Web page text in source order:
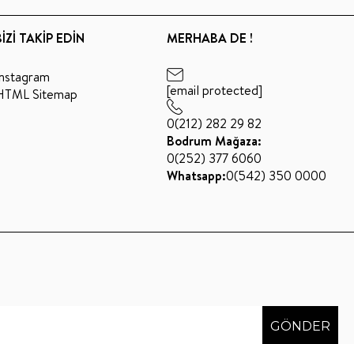
TAKİP EDİN
Sitemap
MERHABA DE !
[email protected]
0(212) 282 29 82
Bodrum Mağaza:
0(252) 377 6060
Whatsapp:0(542) 350 0000
GÖNDER